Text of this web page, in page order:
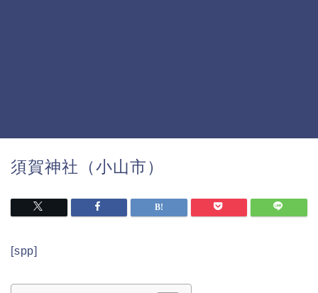
須賀神社（小山市）
[spp]